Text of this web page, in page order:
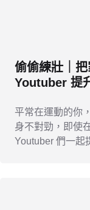
偷偷練壯｜
Youtuber 提
平常在運動的你
身不對勁，即使
Youtuber 們一起